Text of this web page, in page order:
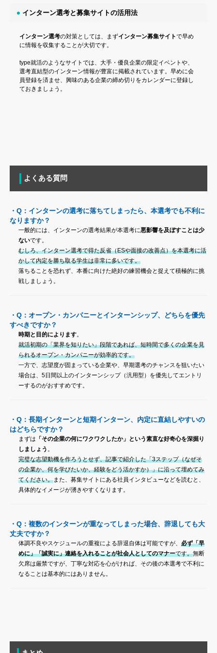
インターン選考と募集サイトの活用法
インターン選考の対策としては、まずインターン募集サイトで早め
に情報を収集することが大切です。
type就活のようなサイトでは、大手・優良企業の限定イベントや、
選考直結型のインターン情報が豊富に掲載されています。早めに会
員登録を済ませ、興味のある企業の締め切りをカレンダーに登録し
ておきましょう。
よくある質問
・Q：インターンの選考に落ちてしまったら、本選考でも不利に
なりますか？
一般的には、インターンの選考結果が本選考に悪影響を及ぼすことは少
ないです。
むしろ、インターン選考で得た反省（ESや面接の改善点）を本選考に活
かして内定を勝ち取る学生は非常に多いです。
落ちることを恐れず、本番に向けた絶好の練習機会と捉えて積極的に挑
戦しましょう。
・Q：オープン・カンパニーとインターンシップ、どちらを優先
すべきですか？
時期と目的によります。
就活初期の「業界を知りたい」段階であれば、短時間で多くの企業を見
られるオープン・カンパニーが効率的です。
一方で、志望度が固まっている企業や、早期選考のチャンスを狙いたい
場合は、5日間以上のインターンシップ（汎用型）を優先してエントリ
ーするのがおすすめです。
・Q：長期インターンと短期インターン、内定に直結しやすいの
はどちらですか？
まずは 「その企業の何にワクワクしたか」という素直な好奇心を深掘り
しましょう 。
完璧な志望動機を作ろうとせず、記事で紹介した「3ステップ（なぜそ
の企業か、何を学びたいか、経験をどう活かすか）」に沿って埋めてみ
てください。また、募集サイトにある社員インタビューなどを読むと、
具体的なイメージが湧きやすくなります。
・Q：複数のインターンが重なってしまった場合、辞退しても大
丈夫ですか？
体調不良やスケジュールの重複による辞退自体は可能ですが、 必ず「早
めに」「誠実に」連絡を入れることが社会人としてのマナーです。無断
欠席は厳禁ですが、丁寧な対応を心がければ、その後の本選考で不利に
なることは基本的にはありません。